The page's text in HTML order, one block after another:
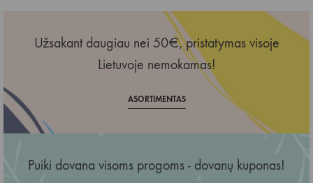
Užsakant daugiau nei 50€, pristatymas visoje
Lietuvoje nemokamas!
ASORTIMENTAS
Puiki dovana visoms progoms - dovanų kuponas!